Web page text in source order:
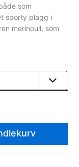
som
sporty plagg i
merinoull, som